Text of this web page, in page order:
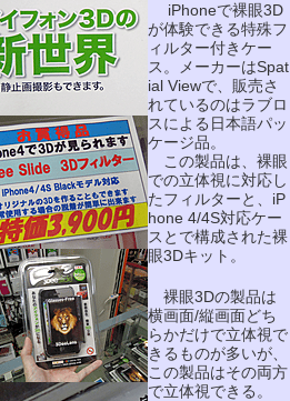
iPhoneで裸眼3D
が体験できる特殊フ
ィルター付きケー
ス。メーカーはSpat
ial Viewで、販売さ
れているのはラブロ
スによる日本語パッ
ケージ品。
この製品は、裸眼
での立体視に対応し
たフィルターと、iP
hone 4/4S対応ケー
スとで構成された裸
眼3Dキット。
裸眼3Dの製品は
横画面/縦画面どち
らかだけで立体視で
きるものが多いが、
この製品はその両方
で立体視できる。